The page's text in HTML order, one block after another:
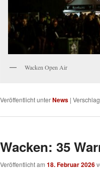
Wacken Open Air
Veröffentlicht unterNews |
Wacken: 35
Veröffentlicht am 18. Februar 2026